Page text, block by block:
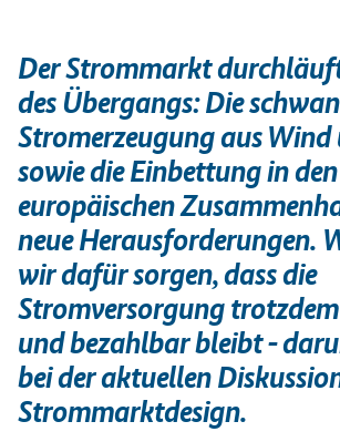
Der Strommarkt
des Übergangs: Die
Stromerzeugung aus Wind
sowie die Einbettung in den
europäischen
neue Herausforderungen.
wir dafür sorgen, dass die
Stromversorgung
und bezahlbar bleibt -
bei der aktuellen
Strommarktdesign.